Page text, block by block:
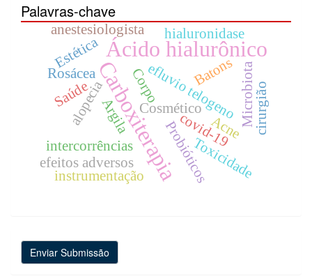
Palavras-chave
Carboxiterapia
Ácido hialurônico
Cosmético
efluvio telogeno
covid-19
alopecia
Batons
Argila
intercorrências
anestesiologista
efeitos adversos
hialuronidase
Microbiota
Probióticos
Rosácea
instrumentação
cirurgião
Estética
Saúde Corpo
Toxicidade
Acne
Enviar
Submissão
Enviar Submissão